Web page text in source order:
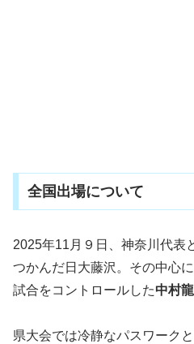
全国出場について
2025年11月９日、神奈川代表
つかんだ日大藤沢。その中心
試合をコントロールした中村
県大会では冷静なパスワーク